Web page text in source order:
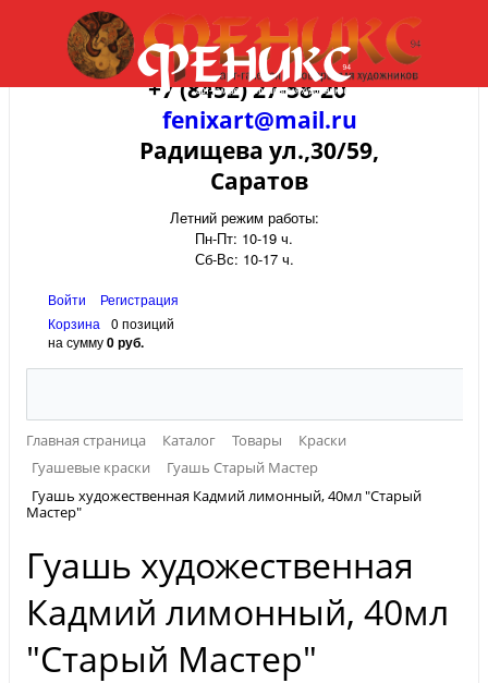
+7 (8452) 27-58-20
fenixart@mail.ru
Радищева ул.,30/59,
Саратов
Летний режим работы:
Пн-Пт: 10-19 ч.
Сб-Вс: 10-17 ч.
Войти
Регистрация
Корзина
0 позиций
на сумму0 руб.
Главная страница Каталог Товары
Краски
Гуашевые краски
Гуашь Старый Мастер
Гуашь художественная Кадмий лимонный, 40мл "Старый
Мастер"
Гуашь художественная
Кадмий лимонный, 40мл
"Старый Мастер"